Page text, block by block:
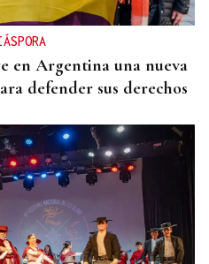
en Argentina una nueva
defender sus derechos